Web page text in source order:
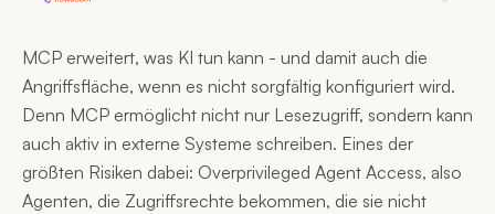
MCP erweitert, was KI tun kann - und damit auch die
Angriffsfläche, wenn es nicht sorgfältig konfiguriert wird.
Denn MCP ermöglicht nicht nur Lesezugriff, sondern kann
auch aktiv in externe Systeme schreiben. Eines der
größten Risiken dabei: Overprivileged Agent Access, also
Agenten, die Zugriffsrechte bekommen, die sie nicht